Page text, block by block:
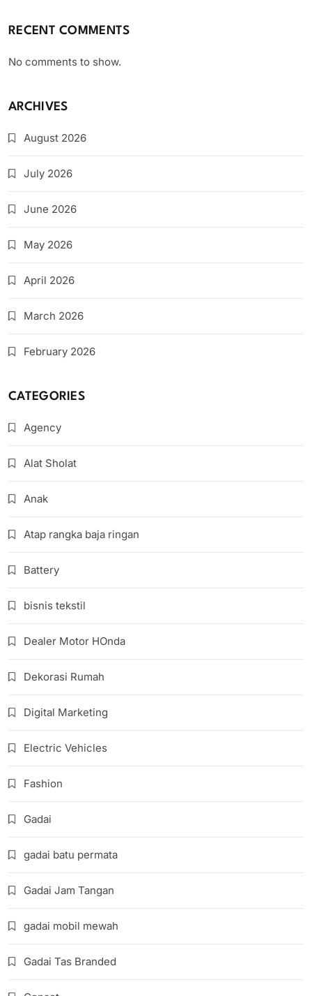
RECENT COMMENTS
No comments to show.
ARCHIVES
August 2026
July 2026
June 2026
May 2026
April 2026
March 2026
February 2026
CATEGORIES
Agency
Alat Sholat
Anak
Atap rangka baja ringan
Battery
bisnis tekstil
Dealer Motor HOnda
Dekorasi Rumah
Digital Marketing
Electric Vehicles
Fashion
Gadai
gadai batu permata
Gadai Jam Tangan
gadai mobil mewah
Gadai Tas Branded